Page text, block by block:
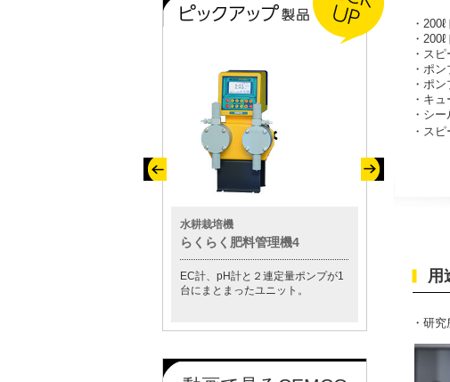
水耕栽培機
らくらく肥料管理機4
EC計、pH計と２連定量ポンプが1
台にまとまったユニット。
この1台で塩分
プ等の制御も行
・
・
・ス
・ポ
・ポ
・キ
・シ
・ス
用
・研